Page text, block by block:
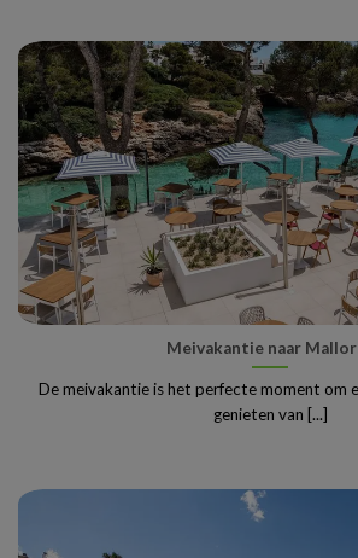
Meivakantie naar
De meivakantie is het perfecte moment om
genieten van [...]